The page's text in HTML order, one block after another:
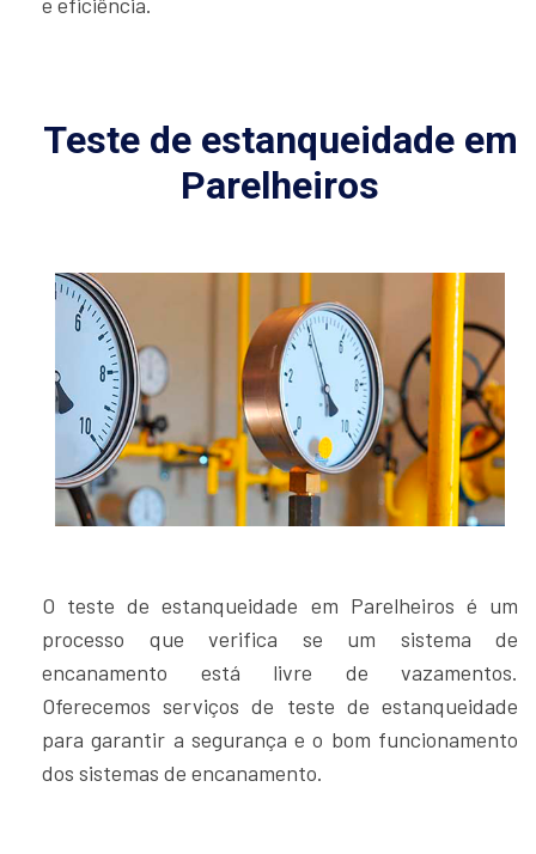
Teste de estanqueidade em
Parelheiros
O teste de estanqueidade em Parelheiros é um
processo que verifica se um sistema de
encanamento está livre de vazamentos.
Oferecemos serviços de teste de estanqueidade
para garantir a segurança e o bom funcionamento
dos sistemas de encanamento.